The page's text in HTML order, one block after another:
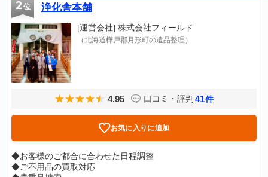
2位 浄化舎本舗
[運営会社] 株式会社フィールド
（北海道樺戸郡月形町の遺品整理）
4.95 口コミ・評判 41件
お気に入りに追加
◆お客様のご都合に合わせた日程調整
◆ご不用品の買取対応